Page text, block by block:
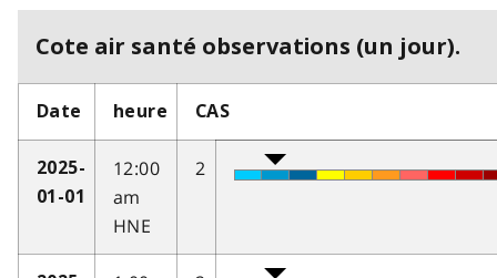
Cote air santé observations (un jour).
Date heure CAS
2025-
01-01
12:00
am
HNE
2